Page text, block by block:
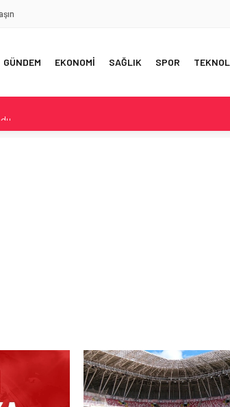
GÜNDEM EKONOMİ SAĞLIK SPOR
Detayları